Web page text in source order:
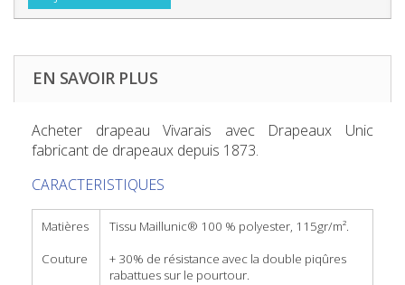
EN SAVOIR PLUS
Acheter drapeau Vivarais avec Drapeaux Unic
fabricant de drapeaux depuis 1873.
CARACTERISTIQUES
Matières
Tissu Maillunic® 100 % polyester, 115gr/m².
Couture
+ 30% de résistance avec la double piqûres
rabattues sur le pourtour.